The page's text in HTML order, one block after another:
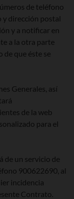
de teléfono
dirección postal
y a notificar en
a la otra parte
de que éste se
Generales, así
de la web
para el
de un servicio de
900622690, al
incidencia
Contrato.